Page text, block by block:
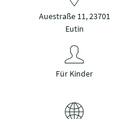
Auestraße 11, 23701
Eutin
Für Kinder